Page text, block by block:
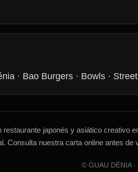
· Bao Burgers · Bowls ·
japonés y asiático creativo
Consulta nuestra carta online antes
© GUAU DÉNIA